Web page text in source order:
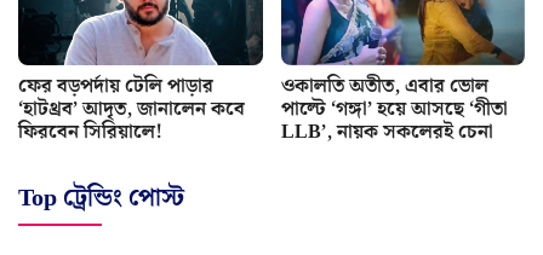
ফের বড়পর্দায় টেলি পাড়ার
‘হাটথ্রব’ আদৃত, জানালেন কবে
ফিরবেন সিরিয়ালে!
ওকালতি অতীত, এবার ভোল
পাল্টে ‘গঙ্গা’ হয়ে আসছে ‘গীতা
LLB’, নায়ক সকলেরই চেনা
Top ট্রেন্ডিং পোস্ট